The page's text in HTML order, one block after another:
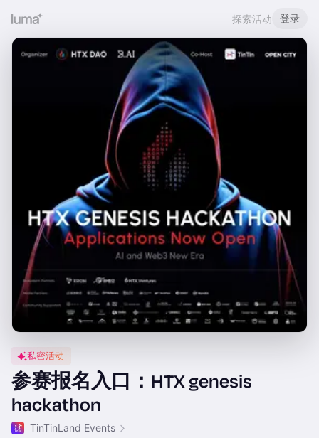
探索活动 登录
私密活动
参赛报名入口：HTX genesis
hackathon
TinTinLand Events